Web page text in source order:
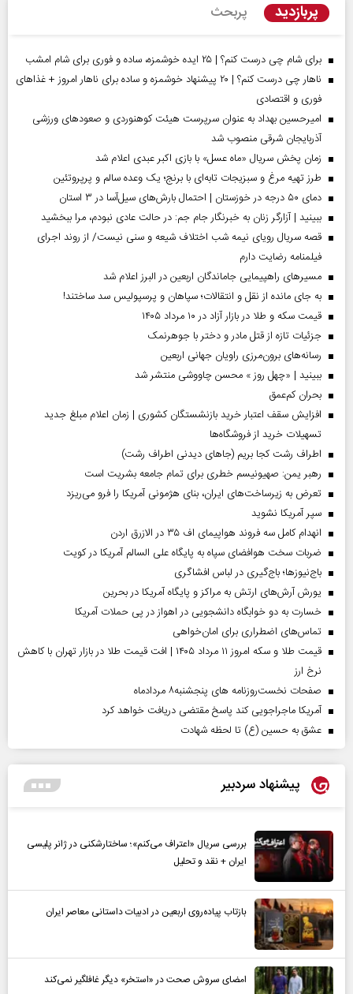
پربازدید پربحث
برای شام چی درست کنم؟ | ۲۵ ایده خوشمزه، ساده و فوری برای شام امشب
ناهار چی درست کنم؟ | ۲۰ پیشنهاد خوشمزه و ساده برای ناهار امروز + غذاهای
فوری و اقتصادی
امیرحسین بهداد به عنوان سرپرست هیئت کوهنوردی و صعودهای ورزشی
آذربایجان شرقی منصوب شد
زمان پخش سریال «ماه عسل» با بازی اکبر عبدی اعلام شد
طرز تهیه مرغ و سبزیجات تابه‌ای با برنج؛ یک وعده سالم و پرپروتئین
دمای ۵۰ درجه در خوزستان | احتمال بارش‌های سیل‌آسا در ۳ استان
ببینید | آزارگر زنان به خبرنگار جام جم: در حالت عادی نبودم، مرا ببخشید
قصه سریال رویای نیمه شب اختلاف شیعه و سنی نیست/ از روند اجرای
فیلمنامه رضایت دارم
مسیر‌های راهپیمایی جاماندگان اربعین در البرز اعلام شد
به جای مانده از نقل و انتقالات؛ سپاهان و پرسپولیس سد ساختند!
قیمت سکه و طلا در بازار آزاد در ۱۰ مرداد ۱۴۰۵
جزئیات تازه از قتل مادر و دختر با جوهرنمک
رسانه‌های برون‌مرزی راویان جهانی اربعین
ببینید | «چهل روز » محسن چاووشی منتشر شد
بحران کم‌عمق
افزایش سقف اعتبار خرید بازنشستگان کشوری | زمان اعلام مبلغ جدید
تسهیلات خرید از فروشگاه‌ها
اطراف رشت کجا بریم (جاهای دیدنی اطراف رشت)
رهبر یمن: صهیونیسم خطری برای تمام جامعه بشریت است
تعرض به زیرساخت‌های ایران، بنای هژمونی آمریکا را فرو می‌ریزد
سپر آمریکا نشوید
انهدام کامل سه فروند هواپیمای اف ۳۵ در الازرق اردن
ضربات سخت هوافضای سپاه به پایگاه علی السالم آمریکا در کویت
باج‌نیوزها؛ باج‌گیری در لباس افشاگری
یورش آرش‌های ارتش به مراکز و پایگاه‌ آمریکا در بحرین
خسارت به دو خوابگاه دانشجویی در اهواز در پی حملات آمریکا
تماس‌های اضطراری برای امان‌‌خواهی
قیمت طلا و سکه امروز ۱۱ مرداد ۱۴۰۵ | افت قیمت طلا در بازار تهران با کاهش
نرخ ارز
صفحات نخست‌روزنامه ها‌ی پنجشنبه‌۸ مردادماه
آمریکا ماجراجویی کند پاسخ مقتضی دریافت خواهد کرد
عشق به حسین (ع) تا لحظه شهادت
پیشنهاد سردبیر
بررسی سریال «اعتراف می‌کنم»؛ ساختارشکنی در ژانر پلیسی
ایران + نقد و تحلیل
بازتاب پیاده‌روی اربعین در ادبیات داستانی معاصر ایران
امضای سروش صحت در «استخر» دیگر غافلگیر نمی‌کند